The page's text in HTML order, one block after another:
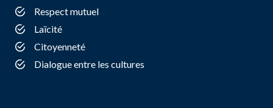
Respect mutuel
Laïcité
Citoyenneté
Dialogue entre les cultures